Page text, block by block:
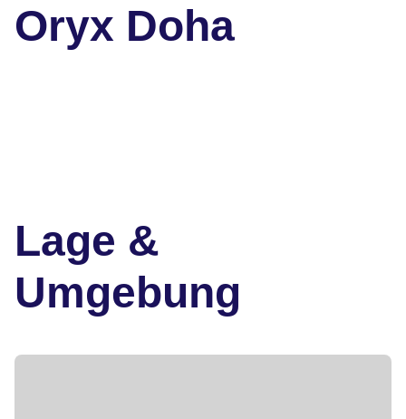
Oryx Doha
Lage &
Umgebung